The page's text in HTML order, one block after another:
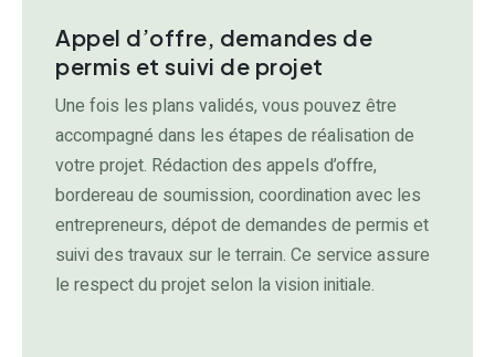
Appel d’offre, demandes de
permis et suivi de projet
Une fois les plans validés, vous pouvez être
accompagné dans les étapes de réalisation de
votre projet. Rédaction des appels d’offre,
bordereau de soumission, coordination avec les
entrepreneurs, dépot de demandes de permis et
suivi des travaux sur le terrain. Ce service assure
le respect du projet selon la vision initiale.